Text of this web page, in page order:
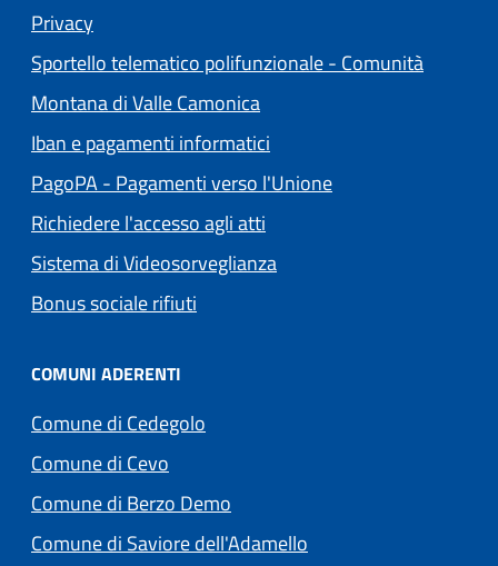
Privacy(apre in un'altra scheda).
Sportello telematico polifunzionale - Comunità
Montana di Valle Camonica
Iban e pagamenti informatici
PagoPA - Pagamenti verso l'Unione(apre in un'altra
Richiedere l'accesso agli atti
Sistema di Videosorveglianza
Bonus sociale rifiuti
COMUNI ADERENTI
Comune di Cedegolo
Comune di Cevo
Comune di Berzo Demo
Comune di Saviore dell'Adamello